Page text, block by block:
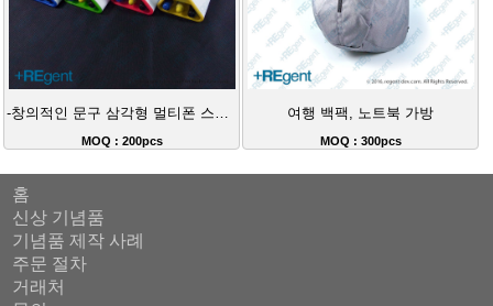
MOQ : 200pcs
여행 백팩, 노트북 가방
MOQ : 300pcs
홈
신상 기념품
기념품 제작 사례
주문 절차
거래처